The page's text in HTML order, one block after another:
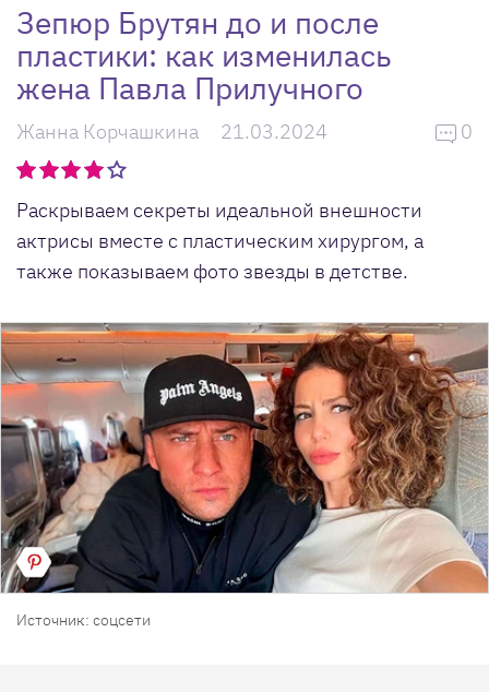
Зепюр Брутян до и после
пластики: как изменилась
жена Павла Прилучного
Жанна Корчашкина 21.03.2024 0
Раскрываем секреты идеальной внешности
актрисы вместе с пластическим хирургом, а
также показываем фото звезды в детстве.
Источник: соцсети